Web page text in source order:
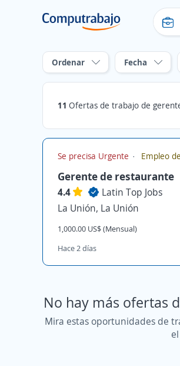
Ordenar Fecha
11 Ofertas de trabajo de
Se precisa Urgente Empleo
Gerente de restaurante
4.4
Latin Top Jobs
La Unión, La Unión
1,000.00 US$ (Mensual)
Hace 2 días
No hay más ofertas
Mira estas oportunidades de